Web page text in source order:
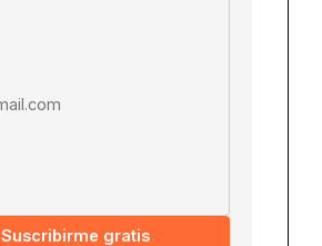
Suscribirme gratis